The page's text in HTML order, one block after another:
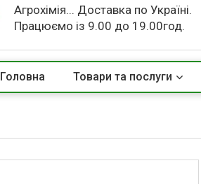
Агрохімія... Доставка по Україні.
Працюємо із 9.00 до 19.00год.
Головна Товари та послуги